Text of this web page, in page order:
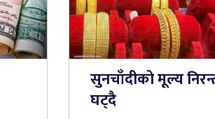
सुनचाँदीको मूल्य
घट्दै